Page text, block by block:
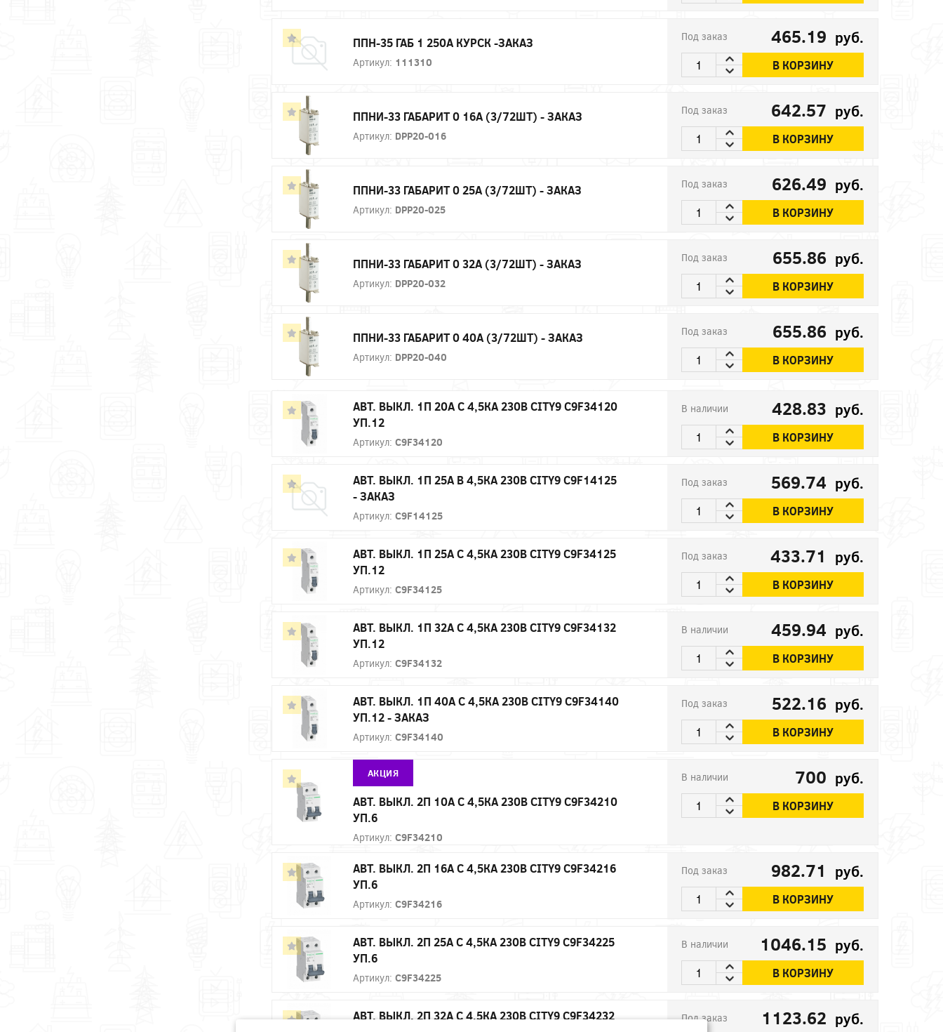
ППН-35 ГАБ 1 250А КУРСК -ЗАКАЗ
Артикул: 111310
Под заказ 465.19 руб.
В КОРЗИНУ
ППНИ-33 ГАБАРИТ 0 16А (3/72ШТ) - ЗАКАЗ
Артикул: DPP20-016
Под заказ 642.57 руб.
В КОРЗИНУ
ППНИ-33 ГАБАРИТ 0 25А (3/72ШТ) - ЗАКАЗ
Артикул: DPP20-025
Под заказ 626.49 руб.
В КОРЗИНУ
ППНИ-33 ГАБАРИТ 0 32А (3/72ШТ) - ЗАКАЗ
Артикул: DPP20-032
Под заказ 655.86 руб.
В КОРЗИНУ
ППНИ-33 ГАБАРИТ 0 40А (3/72ШТ) - ЗАКАЗ
Артикул: DPP20-040
Под заказ 655.86 руб.
В КОРЗИНУ
АВТ. ВЫКЛ. 1П 20А С 4,5КА 230В CITY9 C9F34120
УП.12
Артикул: C9F34120
В наличии 428.83 руб.
В КОРЗИНУ
АВТ. ВЫКЛ. 1П 25А B 4,5КА 230В CITY9 C9F14125
- ЗАКАЗ
Артикул: C9F14125
Под заказ 569.74 руб.
В КОРЗИНУ
АВТ. ВЫКЛ. 1П 25А С 4,5КА 230В CITY9 C9F34125
УП.12
Артикул: C9F34125
Под заказ 433.71 руб.
В КОРЗИНУ
АВТ. ВЫКЛ. 1П 32А С 4,5КА 230В CITY9 C9F34132
УП.12
Артикул: C9F34132
В наличии 459.94 руб.
В КОРЗИНУ
АВТ. ВЫКЛ. 1П 40А С 4,5КА 230В CITY9 C9F34140
УП.12 - ЗАКАЗ
Артикул: C9F34140
Под заказ 522.16 руб.
В КОРЗИНУ
АКЦИЯ
АВТ. ВЫКЛ. 2П 10А С 4,5КА 230В CITY9 C9F34210
УП.6
Артикул: C9F34210
В наличии 700 руб.
В КОРЗИНУ
АВТ. ВЫКЛ. 2П 16А С 4,5КА 230В CITY9 C9F34216
УП.6
Артикул: C9F34216
Под заказ 982.71 руб.
В КОРЗИНУ
АВТ. ВЫКЛ. 2П 25А С 4,5КА 230В CITY9 C9F34225
УП.6
Артикул: C9F34225
В наличии 1046.15 руб.
В КОРЗИНУ
АВТ. ВЫКЛ. 2П 32А С 4,5КА 230В CITY9 C9F34232
Под заказ 1123.62 руб.